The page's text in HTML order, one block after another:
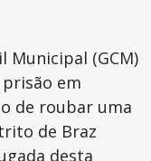
Municipal (GCM)
em
de roubar uma
de Braz
desta